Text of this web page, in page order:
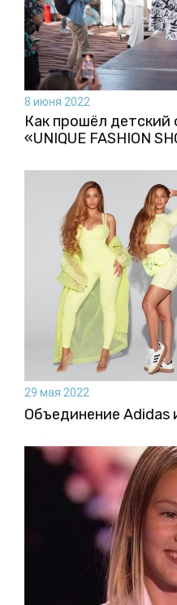
8 июня 2022
Как прошёл
«UNIQUE FASHION
29 мая 2022
Объединение Adidas